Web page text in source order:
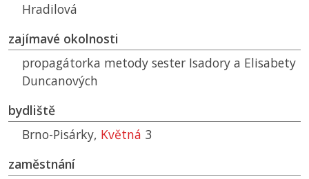
Hradilová
zajímavé okolnosti
propagátorka metody sester Isadory a Elisabety
Duncanových
bydliště
Brno-Pisárky, Květná 3
zaměstnání